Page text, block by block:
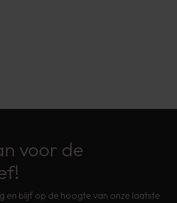
voor de
en blijf op de hoogte van onze laatste